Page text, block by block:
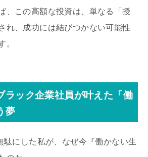
、この高額な投資は、単なる「授
れ、成功には結びつかない可能性
。
ラック企業社員が叶えた「働
夢
駄にした私が、なぜ今『働かない生